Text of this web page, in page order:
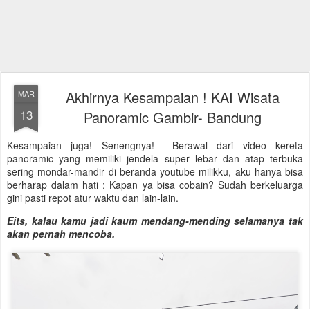
MAR
13
Akhirnya Kesampaian ! KAI Wisata
Panoramic Gambir- Bandung
Kesampaian juga! Senengnya! Berawal dari video kereta
panoramic yang memiliki jendela super lebar dan atap terbuka
sering mondar-mandir di beranda youtube milikku, aku hanya bisa
berharap dalam hati : Kapan ya bisa cobain? Sudah berkeluarga
gini pasti repot atur waktu dan lain-lain.
Eits, kalau kamu jadi kaum mendang-mending selamanya tak
akan pernah mencoba.